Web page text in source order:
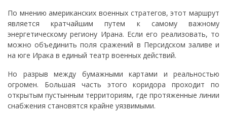
По мнению американских военных стратегов, этот маршрут
является кратчайшим путем к самому важному
энергетическому региону Ирана. Если его реализовать, то
можно объединить поля сражений в Персидском заливе и
на юге Ирака в единый театр военных действий.
Но разрыв между бумажными картами и реальностью
огромен. Большая часть этого коридора проходит по
открытым пустынным территориям, где протяженные линии
снабжения становятся крайне уязвимыми.